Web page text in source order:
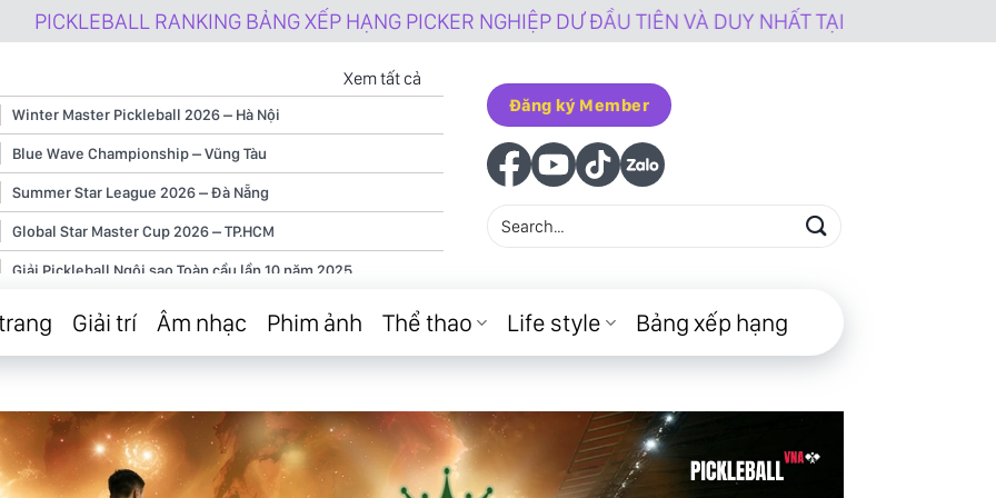
BẢNG XẾP HẠNG PICKER NGHIỆP DƯ ĐẦU TIÊN VÀ DUY NHẤT TẠI VIỆT NAM
Xem tất cả
Winter Master Pickleball 2026 – Hà Nội
Blue Wave Championship – Vũng Tàu
Summer Star League 2026 – Đà Nẵng
Global Star Master Cup 2026 – TP.HCM
Giải Pickleball Ngôi sao Toàn cầu lần 10 năm 2025
Giải Pickleball Ngôi sao Toàn cầu lần 9 năm 2025
Giải Pickleball Ngôi sao Toàn cầu lần 6 năm 2025
Giải Pickleball Ngôi sao Toàn cầu lần 5 năm 2025
Đăng ký Member
Giải trí Âm nhạc Phim ảnh Thể thao Life style Bảng xếp hạng